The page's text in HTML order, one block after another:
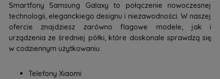
Smartfony Samsung Galaxy to połączenie nowoczesnej
technologii, eleganckiego designu i niezawodności. W naszej
ofercie znajdziesz zarówno flagowe modele, jak i
urządzenia ze średniej półki, które doskonale sprawdzą się
w codziennym użytkowaniu.
Telefony Xiaomi